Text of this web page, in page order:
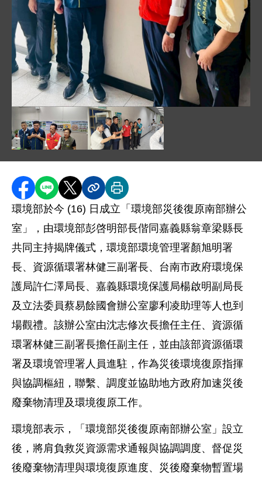
圖片說明：環境部成立「災後復原南部辦公室」，
分享至 Facebook
分享到 LINE
分享到 X分享內容連結
列印本頁
環境部於今 (16) 日成立「環境部災後復原南部辦公
室」，由環境部彭啓明部長偕同嘉義縣翁章梁縣長
共同主持揭牌儀式，環境部環境管理署顏旭明署
長、資源循環署林健三副署長、台南市政府環境保
護局許仁澤局長、嘉義縣環境保護局楊啟明副局長
及立法委員蔡易餘國會辦公室廖利凌助理等人也到
場觀禮。該辦公室由沈志修次長擔任主任、資源循
環署林健三副署長擔任副主任，並由該部資源循環
署及環境管理署人員進駐，作為災後環境復原指揮
與協調樞紐，聯繫、調度並協助地方政府加速災後
廢棄物清理及環境復原工作。
環境部表示，「環境部災後復原南部辦公室」設立
後，將肩負救災資源需求通報與協調調度、督促災
後廢棄物清理與環境復原進度、災後廢棄物暫置場